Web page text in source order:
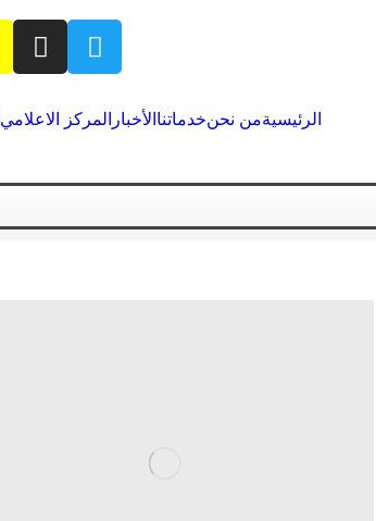
الرئيسيةمن نحنخدماتنا الأخبار المركز الاعلامي